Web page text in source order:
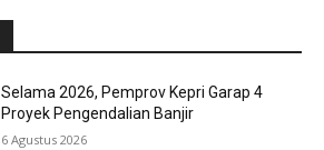
Selama 2026, Pemprov Kepri Garap 4
Proyek Pengendalian Banjir
6 Agustus 2026